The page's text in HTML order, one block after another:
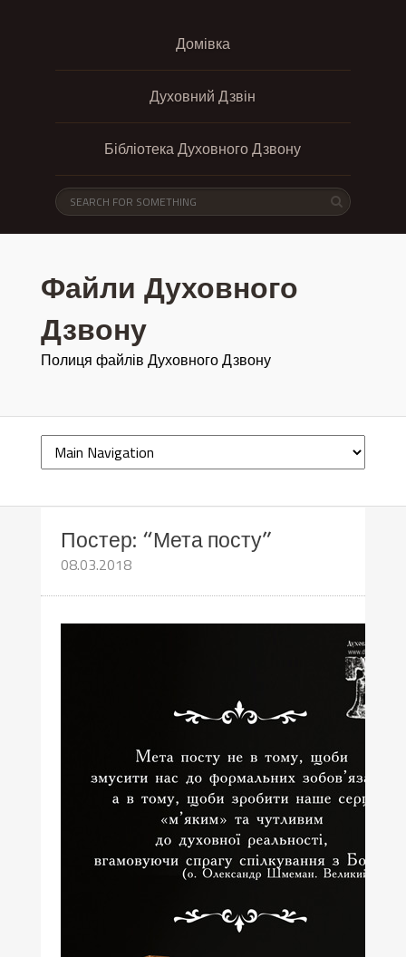
Домівка
Духовний Дзвін
Бібліотека Духовного Дзвону
Файли Духовного
Дзвону
Полиця файлів Духовного Дзвону
Постер: “Мета посту”
08.03.2018